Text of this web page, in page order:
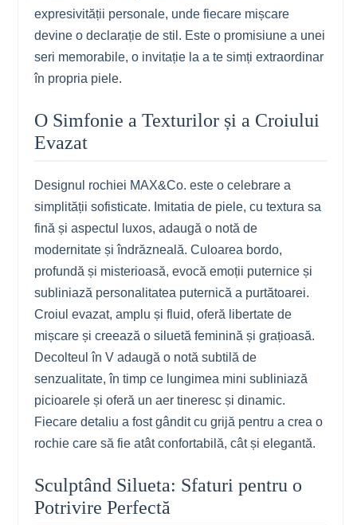
expresivității personale, unde fiecare mișcare
devine o declarație de stil. Este o promisiune a unei
seri memorabile, o invitație la a te simți extraordinar
în propria piele.
O Simfonie a Texturilor și a Croiului
Evazat
Designul rochiei MAX&Co. este o celebrare a
simplității sofisticate. Imitatia de piele, cu textura sa
fină și aspectul luxos, adaugă o notă de
modernitate și îndrăzneală. Culoarea bordo,
profundă și misterioasă, evocă emoții puternice și
subliniază personalitatea puternică a purtătoarei.
Croiul evazat, amplu și fluid, oferă libertate de
mișcare și creează o siluetă feminină și grațioasă.
Decolteul în V adaugă o notă subtilă de
senzualitate, în timp ce lungimea mini subliniază
picioarele și oferă un aer tineresc și dinamic.
Fiecare detaliu a fost gândit cu grijă pentru a crea o
rochie care să fie atât confortabilă, cât și elegantă.
Sculptând Silueta: Sfaturi pentru o
Potrivire Perfectă